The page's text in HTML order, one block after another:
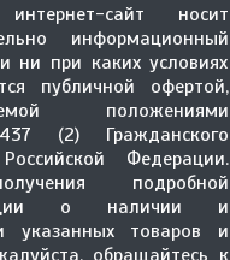
сайт носит
информационный
ни при каких условиях
публичной офертой,
положениями
(2) Гражданского
Федерации.
подробной
о наличии и
указанных товаров и
обращайтесь к